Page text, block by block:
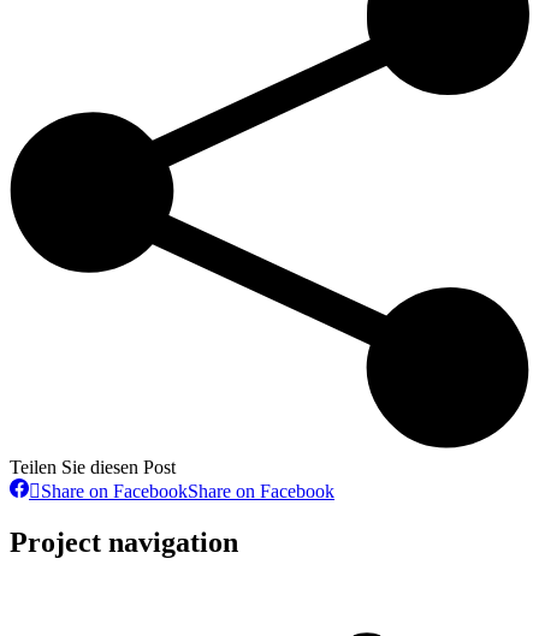
Teilen Sie diesen Post
Share on FacebookShare on Facebook
Project navigation